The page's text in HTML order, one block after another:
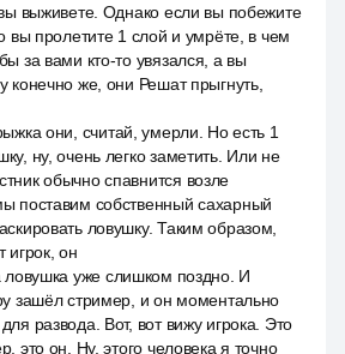
выживете. Однако если вы побежите
вы пролетите 1 слой и умрёте, в чем
за вами кто-то увязался, а вы
конечно же, они Решат прыгнуть,
они, считай, умерли. Но есть 1
ну, очень легко заметить. Или не
обычно спавнится возле
поставим собственный сахарный
ловушку. Таким образом,
игрок, он
ловушка уже слишком поздно. И
зашёл стример, и он моментально
развода. Вот, вот вижу игрока. Это
это он. Ну, этого человека я точно